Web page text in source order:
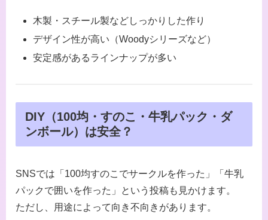
木製・スチール製などしっかりした作り
デザイン性が高い（Woodyシリーズなど）
安定感があるラインナップが多い
DIY（100均・すのこ・牛乳パック・ダ
ンボール）は安全？
SNSでは「100均すのこでサークルを作った」「牛乳
パックで囲いを作った」という投稿も見かけます。
ただし、用途によって向き不向きがあります。